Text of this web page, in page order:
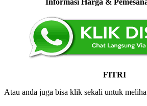
FITRI
Atau anda juga bisa klik sekali untuk